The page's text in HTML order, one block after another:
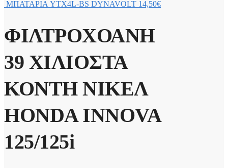
ΜΠΑΤΑΡΙΑ YTX4L-BS DYNAVOLT 14,50€
ΦΙΛΤΡΟΧΟΑΝΗ
39 ΧΙΛΙΟΣΤΑ
ΚΟΝΤΗ ΝΙΚΕΛ
HONDA INNOVA
125/125i